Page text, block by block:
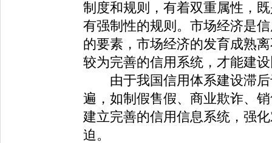
制度和规则，有着双重属性，
有强制性的规则。市场经济是
的要素，市场经济的发育成熟
较为完善的信用系统，才能建
由于我国信用体系建设滞后
遍，如制假售假、商业欺诈、
建立完善的信用信息系统，强
迫。